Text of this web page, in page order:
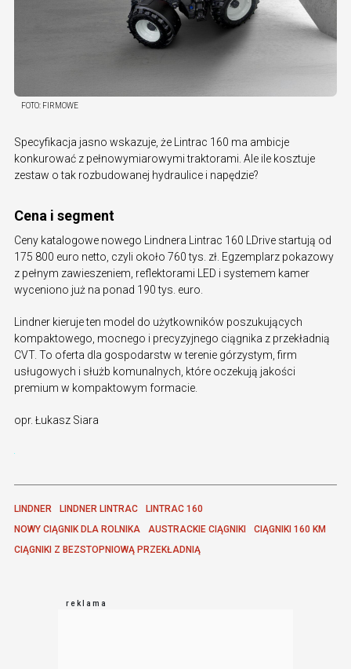
FOTO: FIRMOWE
Specyfikacja jasno wskazuje, że Lintrac 160 ma ambicje
konkurować z pełnowymiarowymi traktorami. Ale ile kosztuje
zestaw o tak rozbudowanej hydraulice i napędzie?
Cena i segment
Ceny katalogowe nowego Lindnera Lintrac 160 LDrive startują od
175 800 euro netto, czyli około 760 tys. zł. Egzemplarz pokazowy
z pełnym zawieszeniem, reflektorami LED i systemem kamer
wyceniono już na ponad 190 tys. euro.
Lindner kieruje ten model do użytkowników poszukujących
kompaktowego, mocnego i precyzyjnego ciągnika z przekładnią
CVT. To oferta dla gospodarstw w terenie górzystym, firm
usługowych i służb komunalnych, które oczekują jakości
premium w kompaktowym formacie.
opr. Łukasz Siara
LINDNER LINDNER LINTRAC
LINTRAC 160
NOWY CIĄGNIK DLA ROLNIKA
AUSTRACKIE CIĄGNIKI
CIĄGNIKI 160 KM
CIĄGNIKI Z BEZSTOPNIOWĄ PRZEKŁADNIĄ